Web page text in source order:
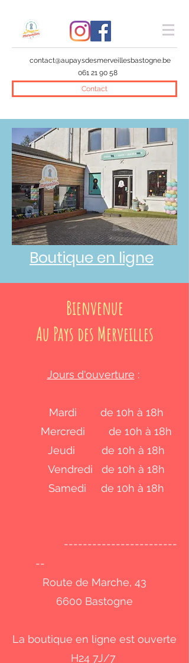
contact@aupaysdesmerveillesbastogne.be
061 21 90 58
Contact
Boutique en ligne
Bienvenue
Au Pays des Merveilles
Jours d'ouverture :
Mardi de 10h à 18h
Mercredi de 10h à 18h
Jeudi de 10h à 18h
Vendredi de 10h à 18h
Samedi de 10h à 18h
------------------------
--
Route de Marche, 43
6600 Bastogne
La boutique en ligne est ouverte
H24 7J/7